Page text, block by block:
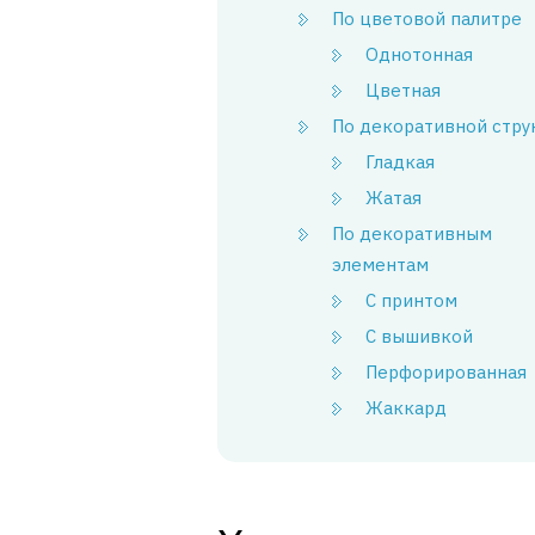
По цветовой палитре
Однотонная
Цветная
По декоративной
Гладкая
Жатая
По декоративным
элементам
С принтом
С вышивкой
Перфорированная
Жаккард